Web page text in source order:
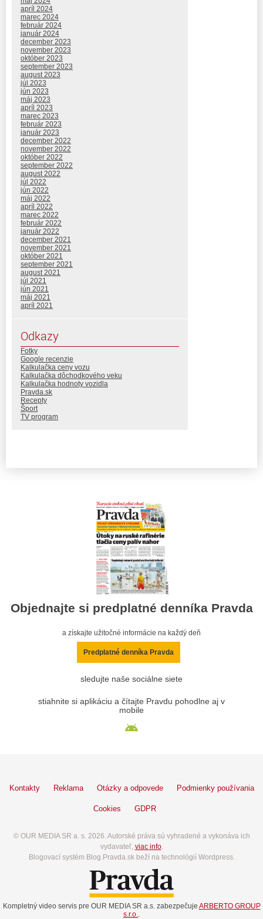
apríl 2024
marec 2024
február 2024
január 2024
december 2023
november 2023
október 2023
september 2023
august 2023
júl 2023
jún 2023
máj 2023
apríl 2023
marec 2023
február 2023
január 2023
december 2022
november 2022
október 2022
september 2022
august 2022
júl 2022
jún 2022
máj 2022
apríl 2022
marec 2022
február 2022
január 2022
december 2021
november 2021
október 2021
september 2021
august 2021
júl 2021
jún 2021
máj 2021
apríl 2021
Odkazy
Fotky
Google recenzie
Kalkulačka ceny vozu
Kalkulačka dôchodkového veku
Kalkulačka hodnoty vozidla
Pravda.sk
Recepty
Šport
TV program
Objednajte si predplatné denníka Pravda
a získajte užitočné informácie na každý deň
Predplatné denníka Pravda
sledujte naše sociálne siete
stiahnite si aplikáciu a čítajte Pravdu pohodlne aj v
mobile
Kontakty Reklama Otázky a odpovede Podmienky používania
Cookies GDPR
© OUR MEDIA SR a. s. 2026. Autorské práva sú vyhradené a vykonáva ich
vydavateľ, viac info.
Blogovací systém Blog.Pravda.sk beží na technológií Wordpress.
Kompletný video servis pre OUR MEDIA SR a.s. zabezpečuje ARBERTO GROUP
s.r.o..